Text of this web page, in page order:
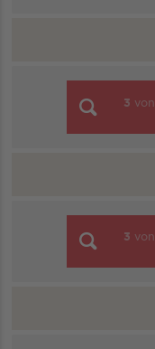
3 von
3 von